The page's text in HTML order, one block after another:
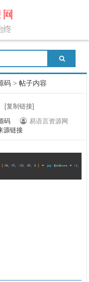
码 >帖子内容
[复制链接]
码
易语言资源网
源链接